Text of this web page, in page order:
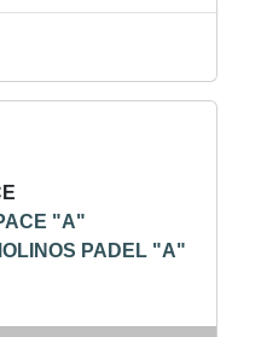
"A"
PADEL "A"